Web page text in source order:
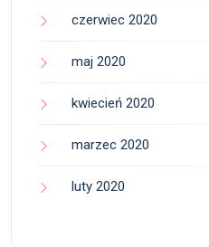
czerwiec 2020
maj 2020
kwiecień 2020
marzec 2020
luty 2020